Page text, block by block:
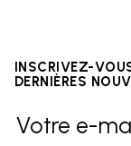
INSCRIVEZ-
DERNIÈRES